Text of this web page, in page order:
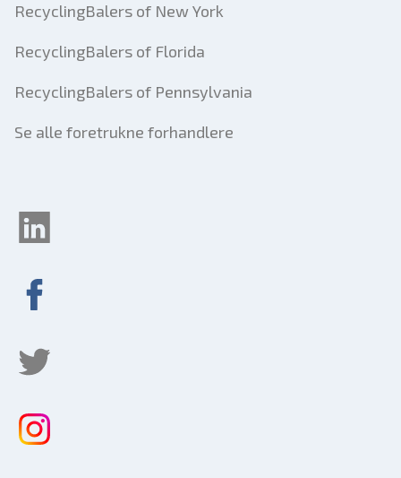
RecyclingBalers of New York
RecyclingBalers of Florida
RecyclingBalers of Pennsylvania
Se alle foretrukne forhandlere